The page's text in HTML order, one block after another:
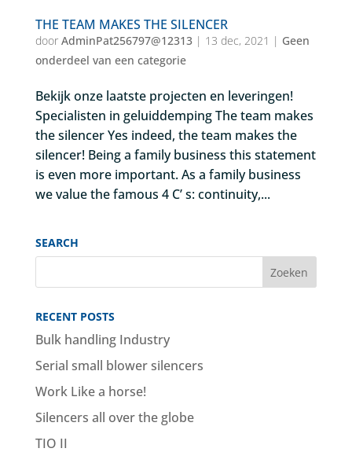
THE TEAM MAKES THE SILENCER
door AdminPat256797@12313| 13 dec, 2021 | Geen
onderdeel van een categorie
Bekijk onze laatste projecten en leveringen!
Specialisten in geluiddemping The team makes
the silencer Yes indeed, the team makes the
silencer! Being a family business this statement
is even more important. As a family business
we value the famous 4 C’ s: continuity,...
SEARCH
RECENT POSTS
Bulk handling Industry
Serial small blower silencers
Work Like a horse!
Silencers all over the globe
TIO II